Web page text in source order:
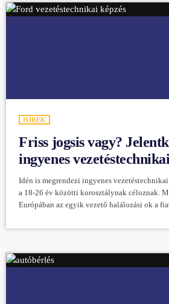
át a Fiat feletti egyre növekvő irányításáig.
zsarnoksággal határos […]
HÍREK
Friss jogsis vagy?
ingyenes
Idén is megrendezi ingyenes
a 18-26 év közötti korosztálynak céloznak.
Európában az egyik vezető halálozási ok a
korosztály megkapja a megfelelő képzést,
országában sikeresen működik már 19 éve.
több, mint 1.250.000 fő […]